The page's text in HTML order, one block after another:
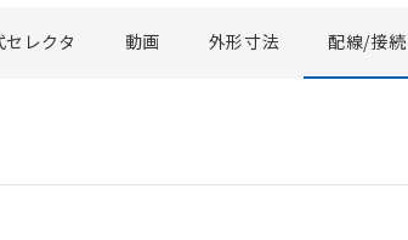
セレクタ 動画 外形寸法 配線/接続